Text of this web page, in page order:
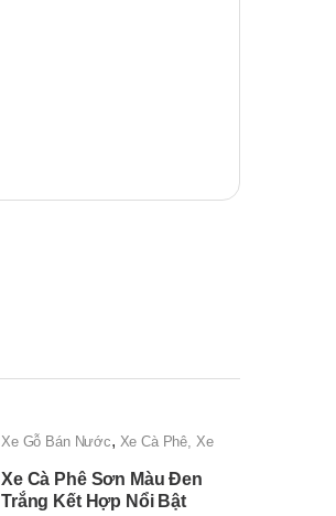
Xe Gỗ Bán Nước, Xe Cà Phê, Xe
Xe Cà Phê Sơn Màu Đen
Trắng Kết Hợp Nổi Bật